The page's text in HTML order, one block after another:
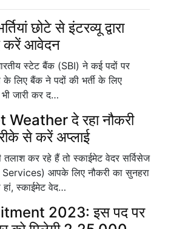
छोटे से इंटरव्यू द्वारा
करें आवेदन
स्टेट बैंक (SBI) ने कई पदों पर
के लिए बैंक ने पदों की भर्ती के लिए
जारी कर द…
दे रहा नौकरी
से करें अप्लाई
कर रहे हैं तो स्काईमेट वेदर सर्विसेज
आपके लिए नौकरी का सुनहरा
स्काईमेट वेद…
2023: इस पद पर